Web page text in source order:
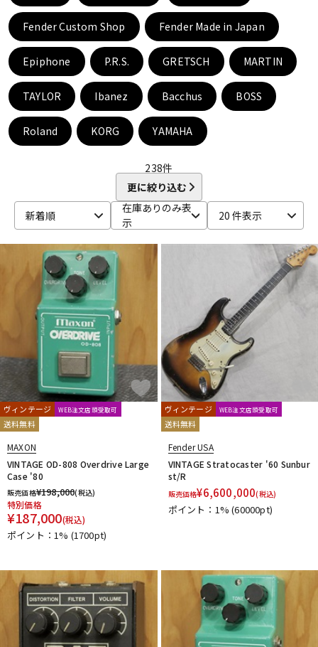
中古 ヴィンテージ
Fender Custom Shop Fender Made in Japan
Epiphone P.R.S. GRETSCH MARTIN
TAYLOR Ibanez Bacchus BOSS
Roland KORG YAMAHA
238件
更に絞り込む
新着順
在庫ありのみ表
示
20 件表示
ヴィンテージ WEB注文店頭受取可
送料無料
MAXON
VINTAGE OD-808 Overdrive Large
Case '80
販売価格¥198,000(税込)
特別価格
¥187,000(税込)
ポイント：1% (1700pt)
ヴィンテージ WEB注文店頭受取可
送料無料
Fender USA
VINTAGE Stratocaster '60 Sunbur
st/R
販売価格¥6,600,000(税込)
ポイント：1%(60000pt)